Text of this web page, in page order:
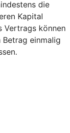
die
Kapital
Vertrags können
Betrag einmalig